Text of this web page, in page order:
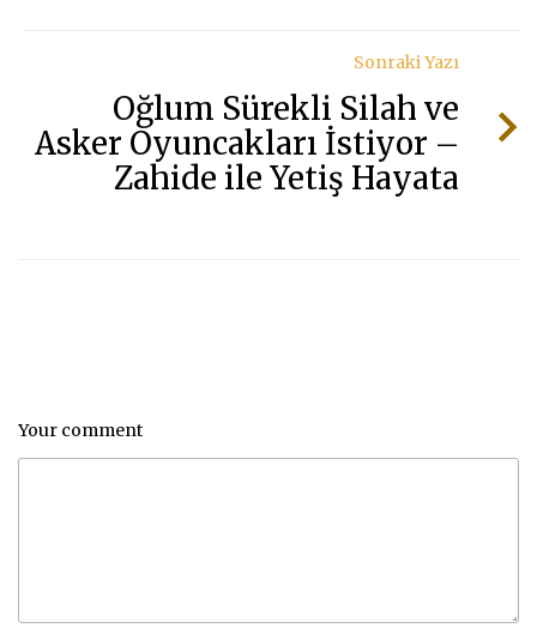
Sonraki Yazı
Oğlum Sürekli Silah ve
Asker Oyuncakları İstiyor –
Zahide ile Yetiş Hayata
Your comment